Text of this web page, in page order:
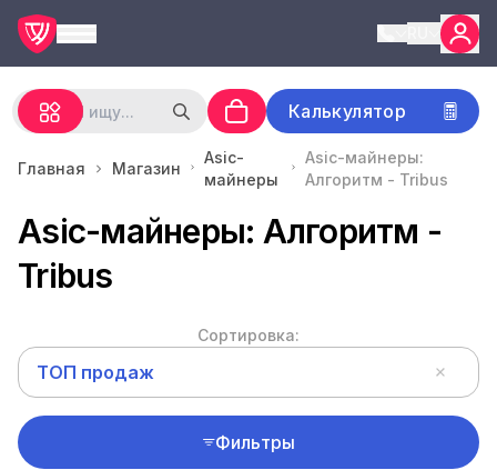
Калькулятор
Главная Магазин
Asic-
майнеры
Asic-майнеры:
Алгоритм - Tribus
Asic-майнеры: Алгоритм -
Tribus
Сортировка:
ТОП продаж
Фильтры